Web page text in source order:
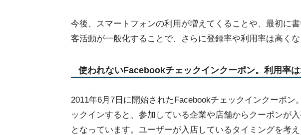
今後、スマートフォンの利用が増えてくることや、最初に
客活動が一般化することで、さらに登録率や利用率は高くな
使われないFacebookチェックインクーポン。利用率
2011年6月7日に開始されたFacebookチェックインクーポン
ックインすると、参加している企業や店舗からクーポンが
となっています。ユーザーが入店しているタイミングを考